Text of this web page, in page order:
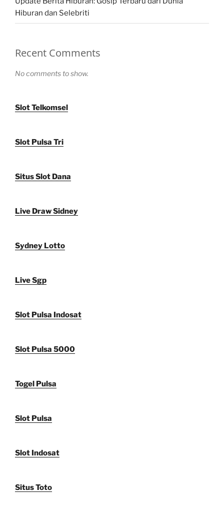
Hiburan dan Selebriti
Recent Comments
No comments to show.
Slot Telkomsel
Slot Pulsa Tri
Situs Slot Dana
Live Draw Sidney
Sydney Lotto
Live Sgp
Slot Pulsa Indosat
Slot Pulsa 5000
Togel Pulsa
Slot Pulsa
Slot Indosat
Situs Toto